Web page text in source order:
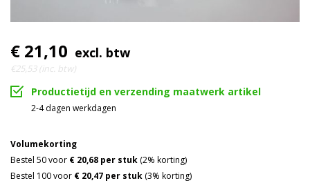
€ 21,10 excl. btw
€25,53 (inc. btw)
Productietijd en verzending maatwerk artikel
2-4 dagen werkdagen
Volumekorting
Bestel 50 voor € 20,68 per stuk (2% korting)
Bestel 100 voor € 20,47 per stuk (3% korting)